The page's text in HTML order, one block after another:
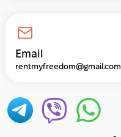
Email
rentmyfreedom@gmail.com